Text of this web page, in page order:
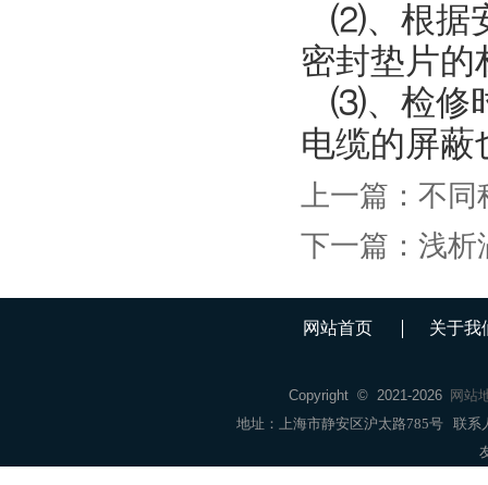
⑵、根据
密封垫片的
⑶、检修
电缆的屏蔽
上一篇： 不同
下一篇： 浅析
网站首页 关于我
Copyright © 2021-2026 网站
地址：上海市静安区沪太路785号 联